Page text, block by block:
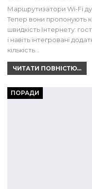
Маршрутизатори Wi-Fi
Тепер вони пропонують
швидкість Інтернету:
і навіть інтегровані
кількість…
ЧИТАТИ ПОВНІСТЮ...
ПОРАДИ